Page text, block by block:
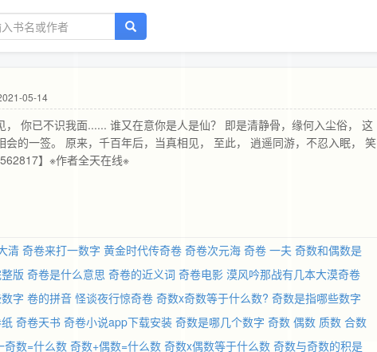
05-14
你已不识我面...... 谁又在意你是人是仙？ 即是清静骨，缘何入尘俗， 这
的一签。 原来，千百年后，当真相见， 至此， 逍遥同游，不忍入眠， 笑
】※作者全天在线※
清 奇卷来打一数字 黄金时代传奇卷 奇卷次元海 奇卷 一夫 奇数和偶数是
版 奇卷是什么意思 奇卷的近义词 奇卷电影 漠风吟那战有几本大漠奇卷
字 卷的拼音 怪谈夜行惊奇卷 奇数x奇数等于什么数? 奇数是指哪些数字
奇卷天书 奇卷小说app下载安装 奇数是哪几个数字 奇数 偶数 质数 合数
奇数=什么数 奇数+偶数=什么数 奇数x偶数等于什么数 奇数与奇数的积是